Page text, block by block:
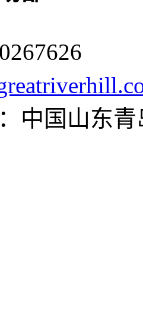
中国山东